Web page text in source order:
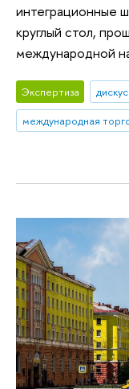
интеграционные
круглый стол,
международной
Экспертиза
международная